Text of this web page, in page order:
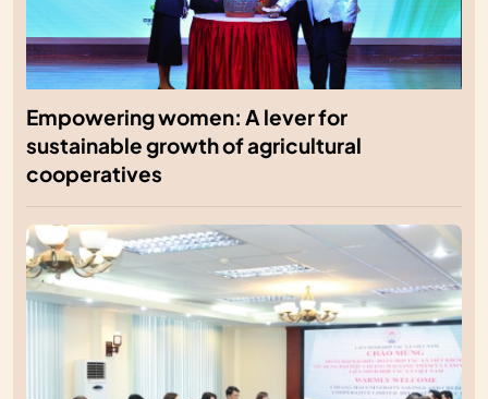
Empowering women: A lever for
sustainable growth of agricultural
cooperatives